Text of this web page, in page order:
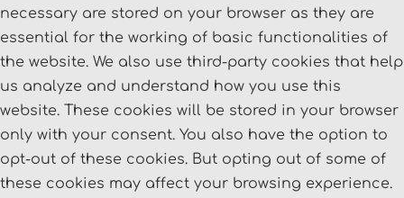
necessary are stored on your browser as they are
essential for the working of basic functionalities of
the website. We also use third-party cookies that help
us analyze and understand how you use this
website. These cookies will be stored in your browser
only with your consent. You also have the option to
opt-out of these cookies. But opting out of some of
these cookies may affect your browsing experience.